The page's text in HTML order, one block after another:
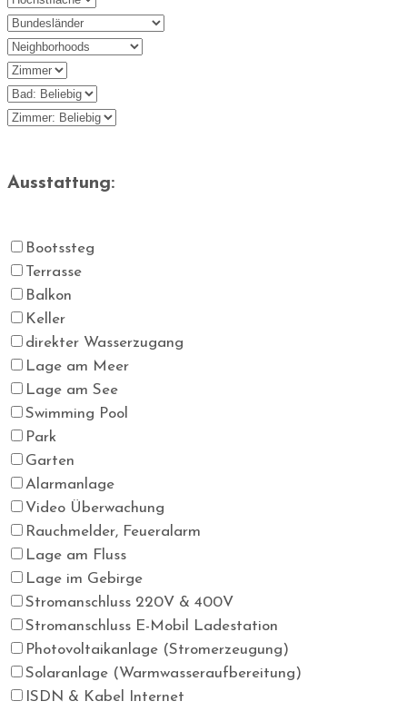
Ausstattung:
Bootssteg
Terrasse
Balkon
Keller
direkter Wasserzugang
Lage am Meer
Lage am See
Swimming Pool
Park
Garten
Alarmanlage
Video Überwachung
Rauchmelder, Feueralarm
Lage am Fluss
Lage im Gebirge
Stromanschluss 220V & 400V
Stromanschluss E-Mobil Ladestation
Photovoltaikanlage (Stromerzeugung)
Solaranlage (Warmwasseraufbereitung)
ISDN & Kabel Internet